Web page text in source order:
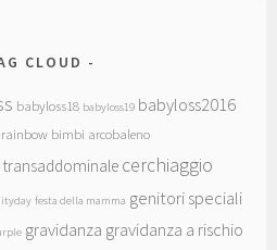
CLOUD
babyloss18 babyloss19 babyloss2016
bimbi arcobaleno
cerchiaggio
festa della mamma genitori speciali
gravidanza gravidanza a rischio